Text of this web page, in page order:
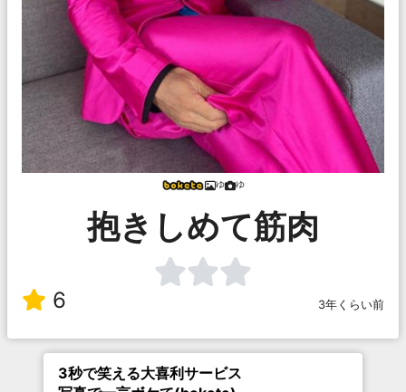
ゆ ゆ
抱きしめて筋肉
6 3年くらい前
3秒で笑える大喜利サービス